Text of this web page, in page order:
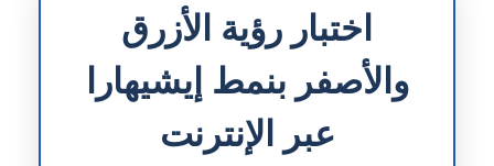
اختبار رؤية الأزرق
والأصفر بنمط إيشيهارا
عبر الإنترنت